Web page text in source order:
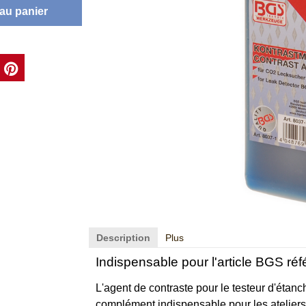
Description Plus
Indispensable pour l'article BGS
L'agent de contraste pour le testeur